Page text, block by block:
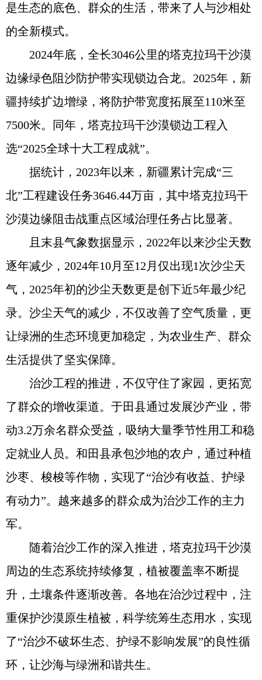
是生态的底色、群众的生活，带来了人与沙相处
的全新模式。
2024年底，全长3046公里的塔克拉玛干沙漠
边缘绿色阻沙防护带实现锁边合龙。2025年，新
疆持续扩边增绿，将防护带宽度拓展至110米至
7500米。同年，塔克拉玛干沙漠锁边工程入
选“2025全球十大工程成就”。
据统计，2023年以来，新疆累计完成“三
北”工程建设任务3646.44万亩，其中塔克拉玛干
沙漠边缘阻击战重点区域治理任务占比显著。
且末县气象数据显示，2022年以来沙尘天数
逐年减少，2024年10月至12月仅出现1次沙尘天
气，2025年初的沙尘天数更是创下近5年最少纪
录。沙尘天气的减少，不仅改善了空气质量，更
让绿洲的生态环境更加稳定，为农业生产、群众
生活提供了坚实保障。
治沙工程的推进，不仅守住了家园，更拓宽
了群众的增收渠道。于田县通过发展沙产业，带
动3.2万余名群众受益，吸纳大量季节性用工和稳
定就业人员。和田县承包沙地的农户，通过种植
沙枣、梭梭等作物，实现了“治沙有收益、护绿
有动力”。越来越多的群众成为治沙工作的主力
军。
随着治沙工作的深入推进，塔克拉玛干沙漠
周边的生态系统持续修复，植被覆盖率不断提
升，土壤条件逐渐改善。各地在治沙过程中，注
重保护沙漠原生植被，科学统筹生态用水，实现
了“治沙不破坏生态、护绿不影响发展”的良性循
环，让沙海与绿洲和谐共生。